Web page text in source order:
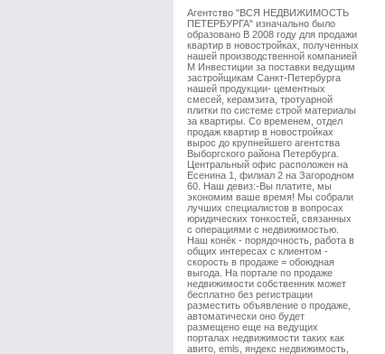
Агентство "ВСЯ НЕДВИЖИМОСТЬ
ПЕТЕРБУРГА" изначально было
образовано В 2008 году для продажи
квартир в новостройках, полученных
нашей производственной компанией
М Инвестиции за поставки ведущим
застройщикам Санкт-Петербурга
нашей продукции- цементных
смесей, керамзита, тротуарной
плитки по системе строй материалы
за квартиры. Со временем, отдел
продаж квартир в новостройках
вырос до крупнейшего агентства
Выборгского района Петербурга.
Центральный офис расположен на
Есенина 1, филиал 2 на Загородном
60. Наш девиз:-Вы платите, мы
экономим ваше время! Мы собрали
лучших специалистов в вопросах
юридических тонкостей, связанных
с операциями с недвижимостью.
Наш конёк - порядочность, работа в
общих интересах с клиентом -
скорость в продаже = обоюдная
выгода. На портале по продаже
недвижимости собственник может
бесплатно без регистрации
разместить объявление о продаже,
автоматически оно будет
размещено еще на ведущих
порталах недвижимости таких как
авито, emls, яндекс недвижимость,